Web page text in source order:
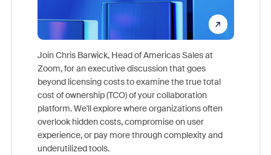
Join Chris Barwick, Head of Americas Sales at
Zoom, for an executive discussion that goes
beyond licensing costs to examine the true total
cost of ownership (TCO) of your collaboration
platform. We'll explore where organizations often
overlook hidden costs, compromise on user
experience, or pay more through complexity and
underutilized tools.